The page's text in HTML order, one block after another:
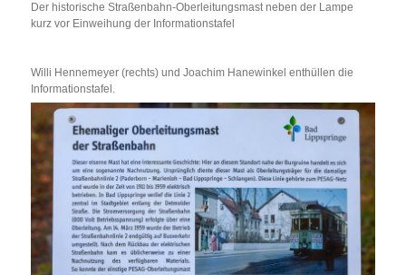
Der historische Straßenbahn-Oberleitungsmast neben der Lampe
kurz vor Einweihung der Informationstafel
Willi Hennemeyer (rechts) und Joachim Hanewinkel enthüllen die
Informationstafel.